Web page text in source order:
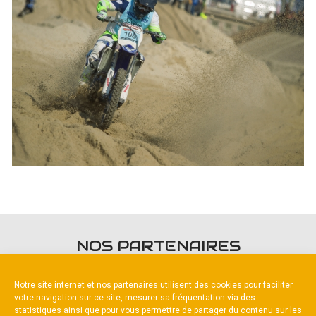
Notre site internet et nos partenaires utilisent des cookies pour faciliter
votre navigation sur ce site, mesurer sa fréquentation via des
statistiques ainsi que pour vous permettre de partager du contenu sur les
NOS PARTENAIRES